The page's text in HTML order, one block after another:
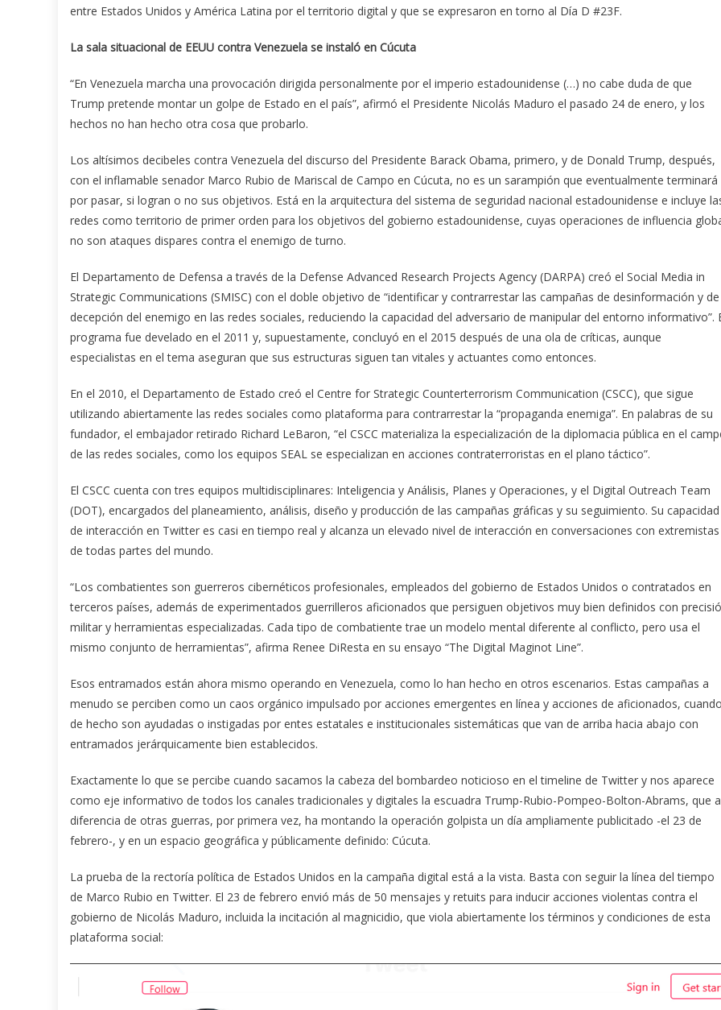
entre Estados Unidos y América Latina por el territorio digital y que se expresaron en torno al Día D #23F.
La sala situacional de EEUU contra Venezuela se instaló en Cúcuta
“En Venezuela marcha una provocación dirigida personalmente por el imperio estadounidense (…) no cabe duda de que
Trump pretende montar un golpe de Estado en el país”, afirmó el Presidente Nicolás Maduro el pasado 24 de enero, y los
hechos no han hecho otra cosa que probarlo.
Los altísimos decibeles contra Venezuela del discurso del Presidente Barack Obama, primero, y de Donald Trump, después,
con el inflamable senador Marco Rubio de Mariscal de Campo en Cúcuta, no es un sarampión que eventualmente terminará
por pasar, si logran o no sus objetivos. Está en la arquitectura del sistema de seguridad nacional estadounidense e incluye
redes como territorio de primer orden para los objetivos del gobierno estadounidense, cuyas operaciones de influencia
no son ataques dispares contra el enemigo de turno.
El Departamento de Defensa a través de la Defense Advanced Research Projects Agency (DARPA) creó el Social Media in
Strategic Communications (SMISC) con el doble objetivo de “identificar y contrarrestar las campañas de desinformación y de
decepción del enemigo en las redes sociales, reduciendo la capacidad del adversario de manipular del entorno informativo”.
programa fue develado en el 2011 y, supuestamente, concluyó en el 2015 después de una ola de críticas, aunque
especialistas en el tema aseguran que sus estructuras siguen tan vitales y actuantes como entonces.
En el 2010, el Departamento de Estado creó el Centre for Strategic Counterterrorism Communication (CSCC), que sigue
utilizando abiertamente las redes sociales como plataforma para contrarrestar la “propaganda enemiga”. En palabras de su
fundador, el embajador retirado Richard LeBaron, “el CSCC materializa la especialización de la diplomacia pública en el
de las redes sociales, como los equipos SEAL se especializan en acciones contraterroristas en el plano táctico”.
El CSCC cuenta con tres equipos multidisciplinares: Inteligencia y Análisis, Planes y Operaciones, y el Digital Outreach Team
(DOT), encargados del planeamiento, análisis, diseño y producción de las campañas gráficas y su seguimiento. Su capacidad
de interacción en Twitter es casi en tiempo real y alcanza un elevado nivel de interacción en conversaciones con extremistas
de todas partes del mundo.
“Los combatientes son guerreros cibernéticos profesionales, empleados del gobierno de Estados Unidos o contratados en
terceros países, además de experimentados guerrilleros aficionados que persiguen objetivos muy bien definidos con
militar y herramientas especializadas. Cada tipo de combatiente trae un modelo mental diferente al conflicto, pero usa el
mismo conjunto de herramientas”, afirma Renee DiResta en su ensayo “The Digital Maginot Line”.
Esos entramados están ahora mismo operando en Venezuela, como lo han hecho en otros escenarios. Estas campañas a
menudo se perciben como un caos orgánico impulsado por acciones emergentes en línea y acciones de aficionados, cuando
de hecho son ayudadas o instigadas por entes estatales e institucionales sistemáticas que van de arriba hacia abajo con
entramados jerárquicamente bien establecidos.
Exactamente lo que se percibe cuando sacamos la cabeza del bombardeo noticioso en el timeline de Twitter y nos aparece
como eje informativo de todos los canales tradicionales y digitales la escuadra Trump-Rubio-Pompeo-Bolton-Abrams, que a
diferencia de otras guerras, por primera vez, ha montando la operación golpista un día ampliamente publicitado -el 23 de
febrero-, y en un espacio geográfica y públicamente definido: Cúcuta.
La prueba de la rectoría política de Estados Unidos en la campaña digital está a la vista. Basta con seguir la línea del tiempo
de Marco Rubio en Twitter. El 23 de febrero envió más de 50 mensajes y retuits para inducir acciones violentas contra el
gobierno de Nicolás Maduro, incluida la incitación al magnicidio, que viola abiertamente los términos y condiciones de esta
plataforma social: